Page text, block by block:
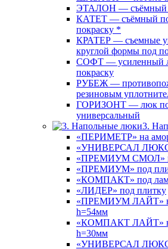
ЭТАЛОН — съёмный
КАТЕТ — съёмный
покраску *
КРАТЕР — съемные
круглой формы под
СОФТ — усиленный
покраску
РУБЕЖ —
резиновым
ГОРИЗОНТ — люк
универсальный
3.
«ПЕРИМЕТР» на
«УНИВЕРСАЛ ЛЮКС»
«ПРЕМИУМ СМОЛ»
«ПРЕМИУМ» под
«КОМПАКТ» под
«ЛИДЕР» под плитку
«ПРЕМИУМ ЛАЙТ»
h=54мм
«КОМПАКТ ЛАЙТ»
h=30мм
«УНИВЕРСАЛ